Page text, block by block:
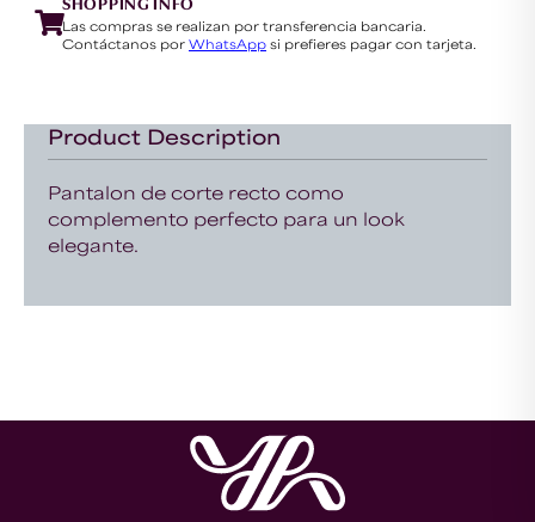
SHOPPING INFO
Las compras se realizan por transferencia bancaria.
Contáctanos por WhatsApp si prefieres pagar con tarjeta.
Product Description
Pantalon de corte recto como
complemento perfecto para un look
elegante.